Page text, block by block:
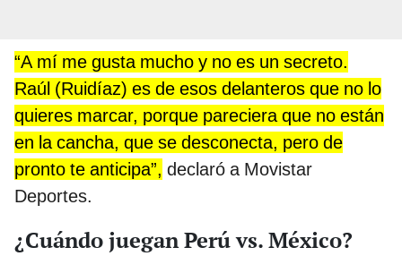
“A mí me gusta mucho y no es un secreto.
Raúl (Ruidíaz) es de esos delanteros que no lo
quieres marcar, porque pareciera que no están
en la cancha, que se desconecta, pero de
pronto te anticipa”, declaró a Movistar
Deportes.
¿Cuándo juegan Perú vs. México?